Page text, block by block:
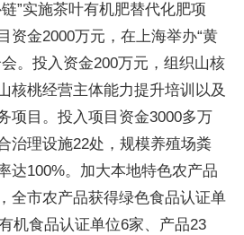
”实施茶叶有机肥替代化肥项
资金2000万元，在上海举办“黄
。投入资金200万元，组织山核
核桃经营主体能力提升培训以及
项目。投入项目资金3000多万
治理设施22处，规模养殖场粪
达100%。加大本地特色农产品
全市农产品获得绿色食品认证单
机食品认证单位6家、产品23